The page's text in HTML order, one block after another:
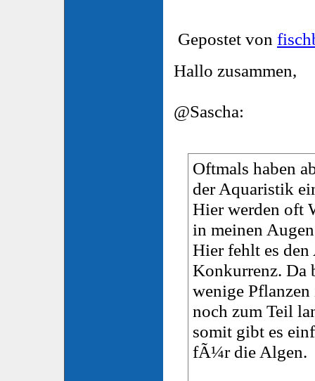
Gepostet von
Hallo zusammen,
@Sascha:
Oftmals haben
der Aquaristik
Hier werden oft
in meinen
Hier fehlt es
Konkurrenz. Da
wenige
noch zum Teil
somit gibt es
fÃ¼r die Algen.